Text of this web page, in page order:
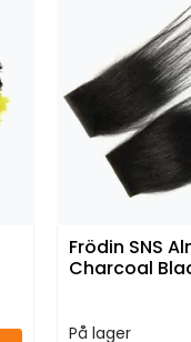
Frödin SNS
Charcoal
På lager